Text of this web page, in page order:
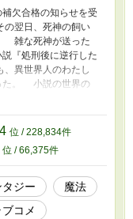
欠合格の知らせを受
翌日、死神の飼い
雑な死神が送った
『処刑後に逆行した
異世界人のわたし
た。 小説の世界の
逃れるため、わたし
「運命の相手」とで
ど、わたしは聖女
き延びてみせる！ --
り書きをしてみま
合主義まっしぐら
さいね。深く考えた
なー。 ざまあ系で
人公に代弁させてみ
位 / 228,834件
位 / 66,375件
ジー
魔法
ブコメ